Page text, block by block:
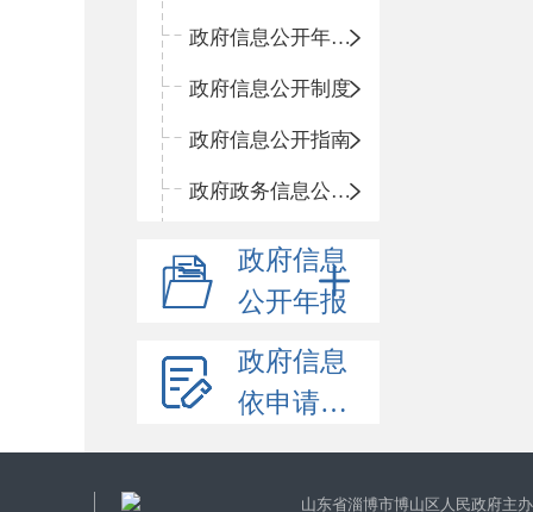
政府信息公开年度报告
政府信息公开制度
政府信息公开指南
政府政务信息公开目录
政府信息
公开年报
政府信息
依申请公开
山东省淄博市博山区人民政府